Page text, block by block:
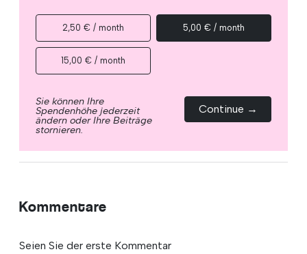
2,50 € / month 5,00 € / month
15,00 € / month
Sie können Ihre
Spendenhöhe jederzeit
ändern oder Ihre Beiträge
stornieren.
Continue →
Kommentare
Seien Sie der erste Kommentar